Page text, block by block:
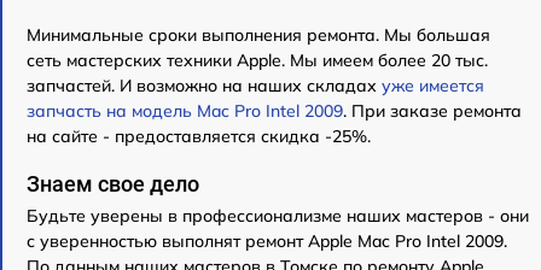
Минимальные сроки выполнения ремонта. Мы большая
сеть мастерских техники Apple. Мы имеем более 20 тыс.
запчастей. И возможно на наших складах уже имеется
запчасть на модель Mac Pro Intel 2009. При заказе ремонта
на сайте - предоставляется скидка -25%.
Знаем свое дело
Будьте уверены в профессионализме наших мастеров - они
с уверенностью выполнят ремонт Apple Mac Pro Intel 2009.